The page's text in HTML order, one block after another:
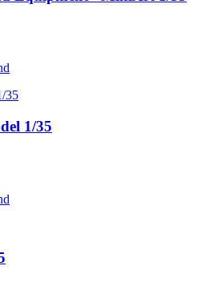
1/35